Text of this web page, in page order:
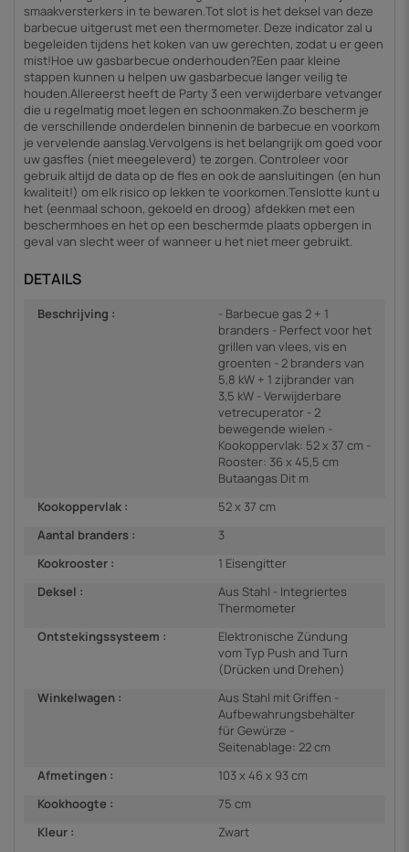
smaakversterkers in te bewaren.Tot slot is het deksel van deze
barbecue uitgerust met een thermometer. Deze indicator zal u
begeleiden tijdens het koken van uw gerechten, zodat u er geen
mist!Hoe uw gasbarbecue onderhouden?Een paar kleine
stappen kunnen u helpen uw gasbarbecue langer veilig te
houden.Allereerst heeft de Party 3 een verwijderbare vetvanger
die u regelmatig moet legen en schoonmaken.Zo bescherm je
de verschillende onderdelen binnenin de barbecue en voorkom
je vervelende aanslag.Vervolgens is het belangrijk om goed voor
uw gasfles (niet meegeleverd) te zorgen. Controleer voor
gebruik altijd de data op de fles en ook de aansluitingen (en hun
kwaliteit!) om elk risico op lekken te voorkomen.Tenslotte kunt u
het (eenmaal schoon, gekoeld en droog) afdekken met een
beschermhoes en het op een beschermde plaats opbergen in
geval van slecht weer of wanneer u het niet meer gebruikt.
DETAILS
Beschrijving :
- Barbecue gas 2 + 1
branders - Perfect voor het
grillen van vlees, vis en
groenten - 2 branders van
5,8 kW + 1 zijbrander van
3,5 kW - Verwijderbare
vetrecuperator - 2
bewegende wielen -
Kookoppervlak: 52 x 37 cm -
Rooster: 36 x 45,5 cm
Butaangas Dit m
Kookoppervlak :
52 x 37 cm
Aantal branders :
3
Kookrooster :
1 Eisengitter
Deksel :
Aus Stahl - Integriertes
Thermometer
Ontstekingssysteem :
Elektronische Zündung
vom Typ Push and Turn
(Drücken und Drehen)
Winkelwagen :
Aus Stahl mit Griffen -
Aufbewahrungsbehälter
für Gewürze -
Seitenablage: 22 cm
Afmetingen :
103 x 46 x 93 cm
Kookhoogte :
75 cm
Kleur :
Zwart